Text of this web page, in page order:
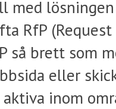
med
RfP
så brett som
eller
inom